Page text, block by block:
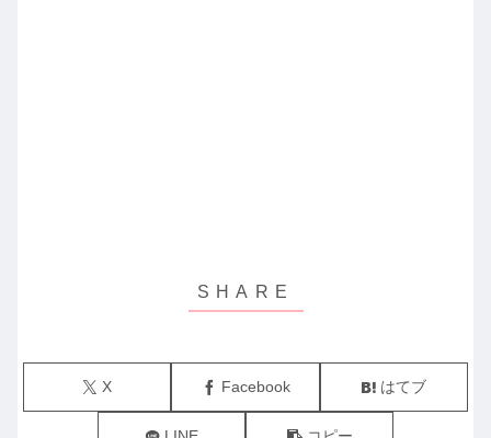
X Facebook はてブ